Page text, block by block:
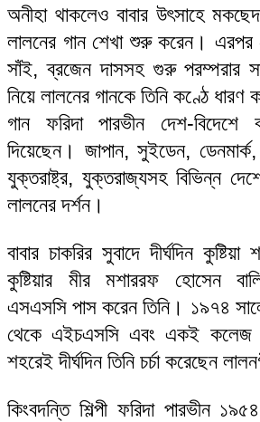
অনীহা থাকলেও বাবার উৎসাহে
লালনের গান শেখা শুরু করেন। এরপর
সাঁই, ব্রজেন দাসসহ গুরু পরম্পরার
নিয়ে লালনের গানকে তিনি কণ্ঠে
গান ফরিদা পারভীন দেশ-বিদেশে
দিয়েছেন। জাপান, সুইডেন, ডেনমার্ক,
যুক্তরাষ্ট্র, যুক্তরাজ্যসহ বিভিন্ন
লালনের দর্শন।
বাবার চাকরির সুবাদে দীর্ঘদিন
কুষ্টিয়ার মীর মশাররফ হোসেন
এসএসসি পাস করেন তিনি। ১৯৭৪
থেকে এইচএসসি এবং একই
শহরেই দীর্ঘদিন তিনি চর্চা করেছেন
কিংবদন্তি শিল্পী ফরিদা পারভীন